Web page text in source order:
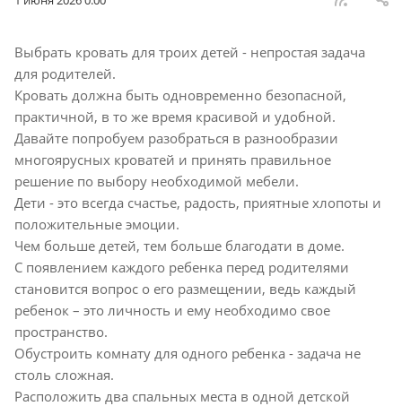
Выбрать кровать для троих детей - непростая задача
для родителей.
Кровать должна быть одновременно безопасной,
практичной, в то же время красивой и удобной.
Давайте попробуем разобраться в разнообразии
многоярусных кроватей и принять правильное
решение по выбору необходимой мебели.
Дети - это всегда счастье, радость, приятные хлопоты и
положительные эмоции.
Чем больше детей, тем больше благодати в доме.
С появлением каждого ребенка перед родителями
становится вопрос о его размещении, ведь каждый
ребенок – это личность и ему необходимо свое
пространство.
Обустроить комнату для одного ребенка - задача не
столь сложная.
Расположить два спальных места в одной детской